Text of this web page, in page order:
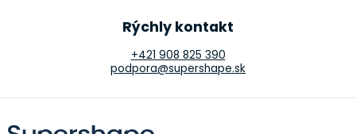
Rýchly kontakt
+421 908 825 390
podpora@supershape.sk